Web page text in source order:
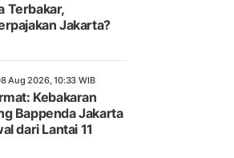
Terbakar,
Jakarta?
Aug 2026, 10:33 WIB
Kebakaran
Bappenda Jakarta
dari Lantai 11